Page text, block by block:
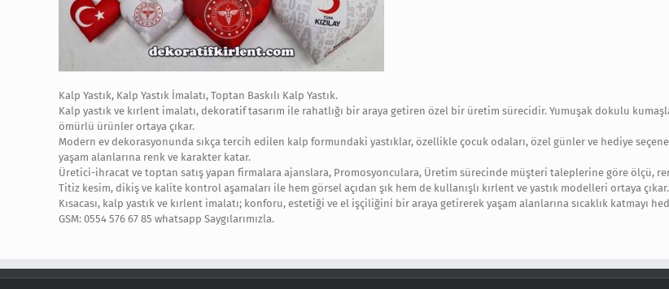
Kalp Yastık, Kalp Yastık İmalatı, Toptan Baskılı Kalp Yastık.
Kalp yastık ve kırlent imalatı, dekoratif tasarım ile rahatlığı bir araya getiren özel bir üretim sürecidir. Yumuşak dokulu
ömürlü ürünler ortaya çıkar.
Modern ev dekorasyonunda sıkça tercih edilen kalp formundaki yastıklar, özellikle çocuk odaları, özel günler ve hediye
yaşam alanlarına renk ve karakter katar.
Üretici-ihracat ve toptan satış yapan firmalara ajanslara, Promosyonculara, Üretim sürecinde müşteri taleplerine göre ölçü,
Titiz kesim, dikiş ve kalite kontrol aşamaları ile hem görsel açıdan şık hem de kullanışlı kırlent ve yastık modelleri ortaya çıkar.
Kısacası, kalp yastık ve kırlent imalatı; konforu, estetiği ve el işçiliğini bir araya getirerek yaşam alanlarına sıcaklık katmayı
GSM: 0554 576 67 85 whatsapp Saygılarımızla.